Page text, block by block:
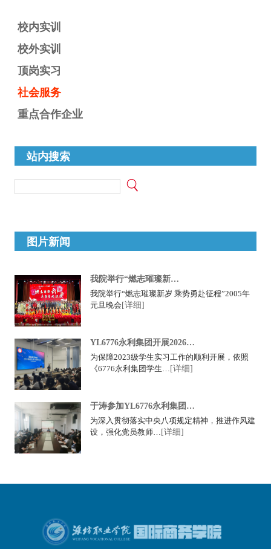
校内实训
校外实训
顶岗实习
社会服务
重点合作企业
站内搜索
图片新闻
我院举行“燃志璀璨新…
我院举行“燃志璀璨新岁 乘势勇赴征程”2005年
元旦晚会 [详细]
YL6776永利集团开展2026…
为保障2023级学生实习工作的顺利开展，依照
《6776永利集团学生… [详细]
于涛参加YL6776永利集团…
为深入贯彻落实中央八项规定精神，推进作风建
设，强化党员教师… [详细]